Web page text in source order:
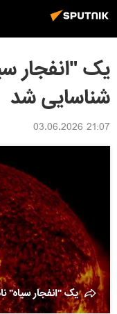
یک "انفجار
شناسایی شد
21:07 03.06.2026
یک "انفجار سیاه"